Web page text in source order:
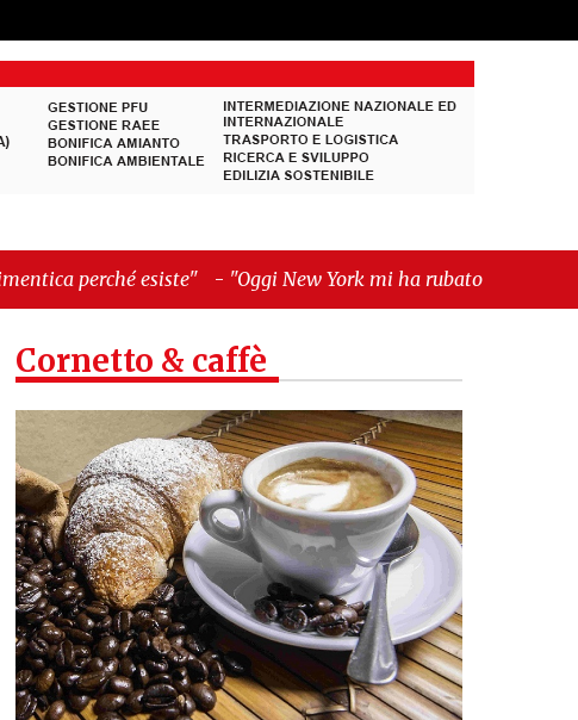
-"Oggi New York mi ha rubato il cuore.
Cornetto & caffè